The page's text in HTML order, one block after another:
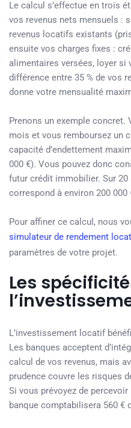
Le calcul s’effectue en trois
vos revenus nets mensuels :
revenus locatifs existants
ensuite vos charges fixes :
alimentaires versées, loyer si
différence entre 35 % de vos
donne votre mensualité
Prenons un exemple concret.
mois et vous remboursez un
capacité d’endettement
000 €). Vous pouvez donc
futur crédit immobilier. Sur 20
correspond à environ 200 000
Pour affiner ce calcul, nous
simulateur de rendement
paramètres de votre projet.
Les
L’investissement locatif
Les banques acceptent
calcul de vos revenus, mais
prudence couvre les risques
Si vous prévoyez de
banque comptabilisera 560 €